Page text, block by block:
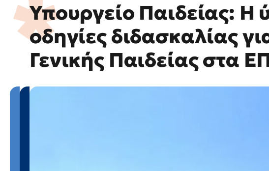
Υπουργείο Παιδείας: Η
οδηγίες διδασκαλίας
Γενικής Παιδείας στα